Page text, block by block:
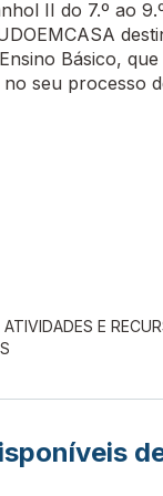
II do 7.º ao
Básico,
seu processo
E